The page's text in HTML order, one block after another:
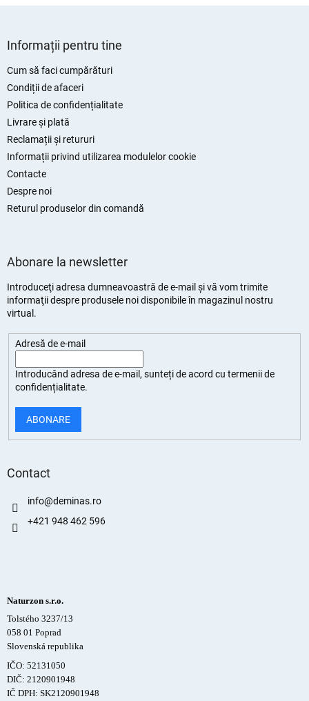
Informații pentru tine
Cum să faci cumpărături
Condiții de afaceri
Politica de confidențialitate
Livrare și plată
Reclamații și retururi
Informații privind utilizarea modulelor cookie
Contacte
Despre noi
Returul produselor din comandă
Abonare la newsletter
Introduceţi adresa dumneavoastră de e-mail şi vă vom trimite
informaţii despre produsele noi disponibile în magazinul nostru
virtual.
Adresă de e-mail
Introducând adresa de e-mail, sunteți deacord cu termenii de
confidențialitate.
ABONARE
Contact
info@deminas.ro
+421 948 462 596
Naturzon s.r.o.
Tolstého 3237/13
058 01 Poprad
Slovenská republika
IČO: 52131050
DIČ: 2120901948
IČ DPH: SK2120901948